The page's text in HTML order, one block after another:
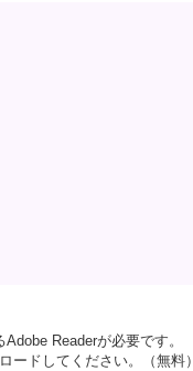
Readerが必要です。
ードしてください。（無料）